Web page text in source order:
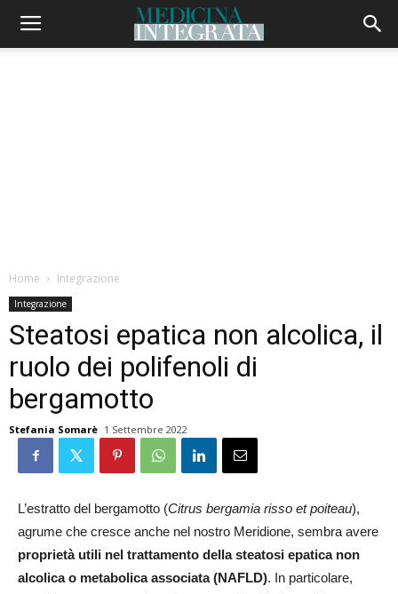
Home Integrazione
Integrazione
Steatosi epatica non alcolica, il
ruolo dei polifenoli di
bergamotto
Stefania Somarè 1 Settembre 2022
L’estratto del bergamotto (Citrus bergamia risso et poiteau),
agrume che cresce anche nel nostro Meridione, sembra avere
proprietà utili nel trattamento della steatosi epatica non
alcolica o metabolica associata (NAFLD). In particolare,